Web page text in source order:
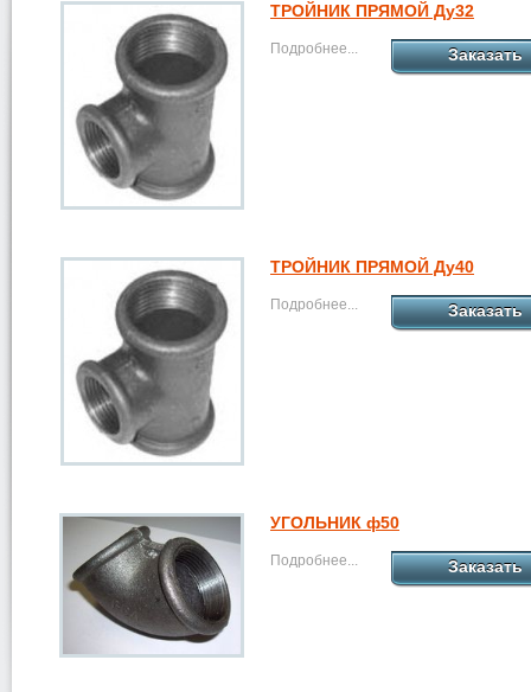
ТРОЙНИК ПРЯМОЙ Ду32
Подробнее... Заказать
ТРОЙНИК ПРЯМОЙ Ду40
Подробнее... Заказать
УГОЛЬНИК ф50
Подробнее... Заказать